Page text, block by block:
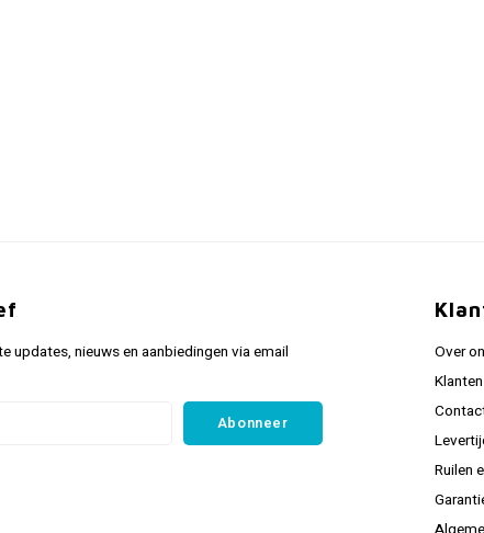
updates, nieuws en aanbiedingen via email
Abonneer
Over
Ruilen